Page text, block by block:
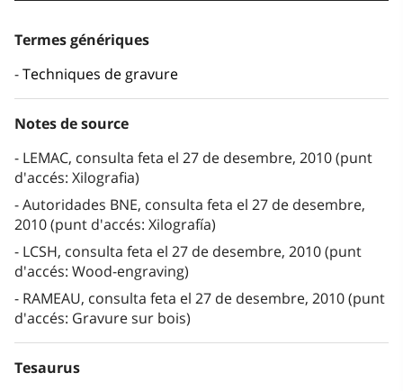
Termes génériques
Techniques de gravure
Notes de source
LEMAC, consulta feta el 27 de desembre, 2010 (punt
d'accés: Xilografia)
Autoridades BNE, consulta feta el 27 de desembre,
2010 (punt d'accés: Xilografía)
LCSH, consulta feta el 27 de desembre, 2010 (punt
d'accés: Wood-engraving)
RAMEAU, consulta feta el 27 de desembre, 2010 (punt
d'accés: Gravure sur bois)
Tesaurus